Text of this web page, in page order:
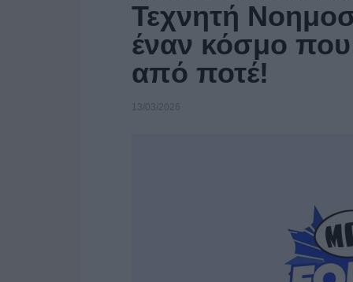
Τεχνητή
έναν κόσμο
από ποτέ!
13/03/2026